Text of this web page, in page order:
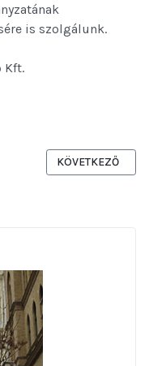
is szolgálunk.
Kft.
MEGÚJULT JÓZSEF
KÖVETKEZŐ
KÖVETKEZŐ